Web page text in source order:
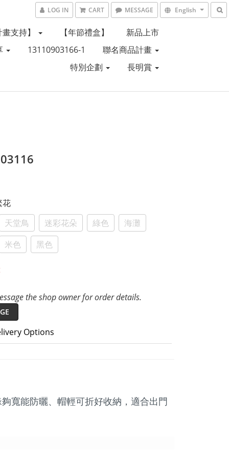
LOG IN CART MESSAGE English
支持】 【年節禮盒】
新品上市
13110903166-1
聯名商品計畫
特別企劃
長明賞
花
天堂鳥
迷彩花朵 綠色
海灘
米色
黑色
the shop owner for order details.
Options
寬能防曬、帽輕可折好收納，適合出門